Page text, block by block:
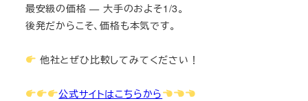
最安級の価格 — 大手のおよそ1/3。
後発だからこそ、価格も本気です。
他社とぜひ比較してみてください！
公式サイトはこちらから